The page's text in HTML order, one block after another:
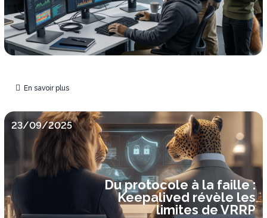
En savoir plus
23/09/2025
Du protocole à la faille :
Keepalived révèle les
limites de VRRP